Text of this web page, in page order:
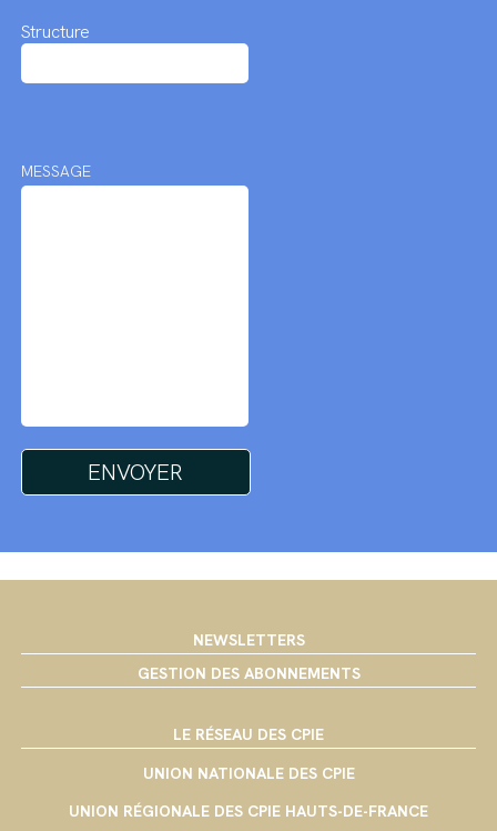
Structure
MESSAGE
NEWSLETTERS
GESTION DES ABONNEMENTS
LE RÉSEAU DES CPIE
UNION NATIONALE DES CPIE
UNION RÉGIONALE DES CPIE HAUTS-DE-FRANCE